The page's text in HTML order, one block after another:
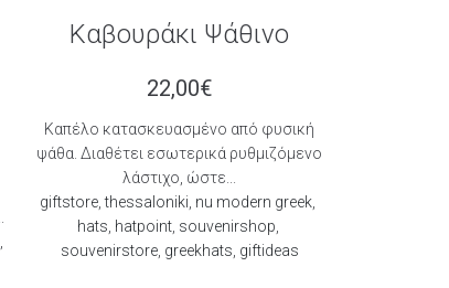
Καβουράκι Ψάθινο
22,00€
Kαπέλο κατασκευασμένο από φυσική
ψάθα. Διαθέτει εσωτερικά ρυθμιζόμενο
λάστιχο, ώστε...
giftstore ,thessaloniki nu modern greek
hats hatpoint, souvenirshop
souvenirstore, greekhats giftideas